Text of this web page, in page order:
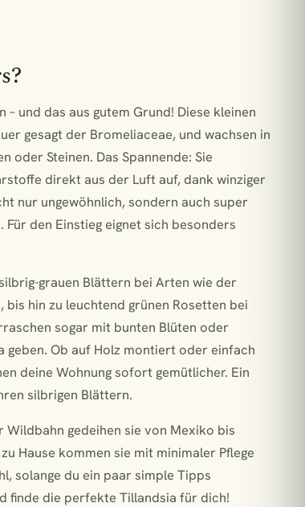
und das aus gutem Grund! Diese kleinen
gesagt der Bromeliaceae, und wachsen in
oder Steinen. Das Spannende: Sie
direkt aus der Luft auf, dank winziger
nur ungewöhnlich, sondern auch super
den Einstieg eignet sich besonders
grauen Blättern bei Arten wie der
hin zu leuchtend grünen Rosetten bei
sogar mit bunten Blüten oder
geben. Ob auf Holz montiert oder einfach
deine Wohnung sofort gemütlicher. Ein
silbrigen Blättern.
Wildbahn gedeihen sie von Mexiko bis
Hause kommen sie mit minimaler Pflege
solange du ein paar simple Tipps
finde die perfekte Tillandsia für dich!